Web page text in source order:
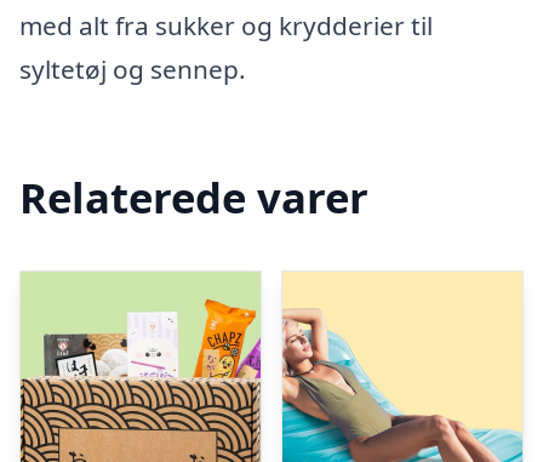
med alt fra sukker og krydderier til
syltetøj og sennep.
Relaterede varer